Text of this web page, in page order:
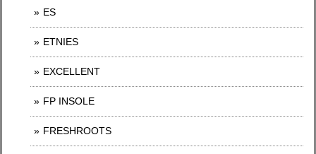
ES
ETNIES
EXCELLENT
FP INSOLE
FRESHROOTS